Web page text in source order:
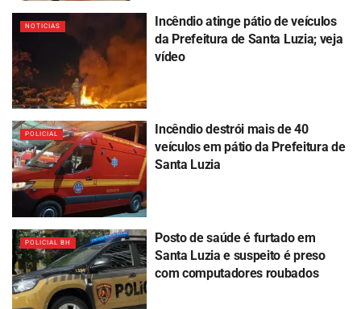
NOTICIAS
Incêndio atinge pátio de veículos
da Prefeitura de Santa Luzia; veja
vídeo
POLICIAL
Incêndio destrói mais de 40
veículos em pátio da Prefeitura de
Santa Luzia
POLICIAL BH
Posto de saúde é furtado em
Santa Luzia e suspeito é preso
com computadores roubados